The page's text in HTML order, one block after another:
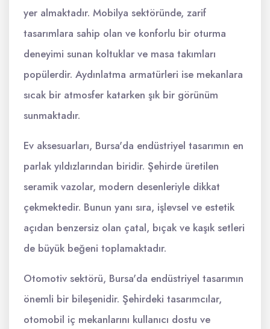
yer almaktadır. Mobilya sektöründe, zarif
tasarımlara sahip olan ve konforlu bir oturma
deneyimi sunan koltuklar ve masa takımları
popülerdir. Aydınlatma armatürleri ise mekanlara
sıcak bir atmosfer katarken şık bir görünüm
sunmaktadır.
Ev aksesuarları, Bursa'da endüstriyel tasarımın en
parlak yıldızlarından biridir. Şehirde üretilen
seramik vazolar, modern desenleriyle dikkat
çekmektedir. Bunun yanı sıra, işlevsel ve estetik
açıdan benzersiz olan çatal, bıçak ve kaşık setleri
de büyük beğeni toplamaktadır.
Otomotiv sektörü, Bursa'da endüstriyel tasarımın
önemli bir bileşenidir. Şehirdeki tasarımcılar,
otomobil iç mekanlarını kullanıcı dostu ve